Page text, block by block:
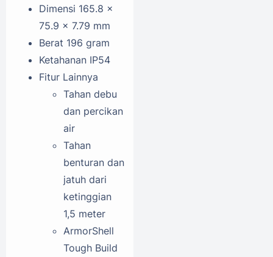
Dimensi 165.8 x
75.9 x 7.79 mm
Berat 196 gram
Ketahanan IP54
Fitur Lainnya
Tahan debu
dan percikan
air
Tahan
benturan dan
jatuh dari
ketinggian
1,5 meter
ArmorShell
Tough Build